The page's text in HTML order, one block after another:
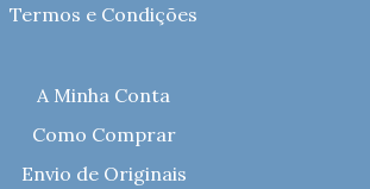
Termos e Condições
A Minha Conta
Como Comprar
Envio de Originais